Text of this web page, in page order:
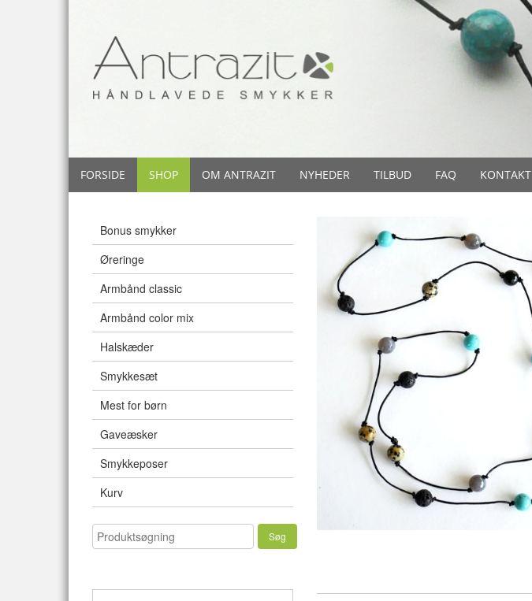
FORSIDE SHOP OM ANTRAZIT NYHEDER TILBUD FAQ KONTAKT
Bonus smykker
Øreringe
Armbånd classic
Armbånd color mix
Halskæder
Smykkesæt
Mest for børn
Gaveæsker
Smykkeposer
Kurv